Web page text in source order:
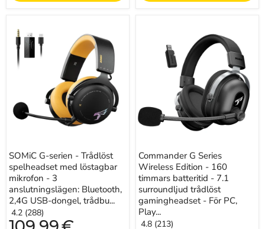
serien
Trådlöst
mikrofon
anslutningslägen:
USB-
dongel,
trådbunden
3,5
mm
Kompatibel
med
SOMiC G-serien - Trådlöst
spelheadset med löstagbar
mikrofon - 3
anslutningslägen: Bluetooth,
2,4G USB-dongel, trådbu...
4.2 (288)
Nuvarande
Wireless
-
7.1
surroundljud
För
PC,
Playstation
5,
PS4,
Switch
&
Commander G Series
Wireless Edition - 160
timmars batteritid - 7.1
surroundljud trådlöst
gamingheadset - För PC,
Play...
4.8 (213)